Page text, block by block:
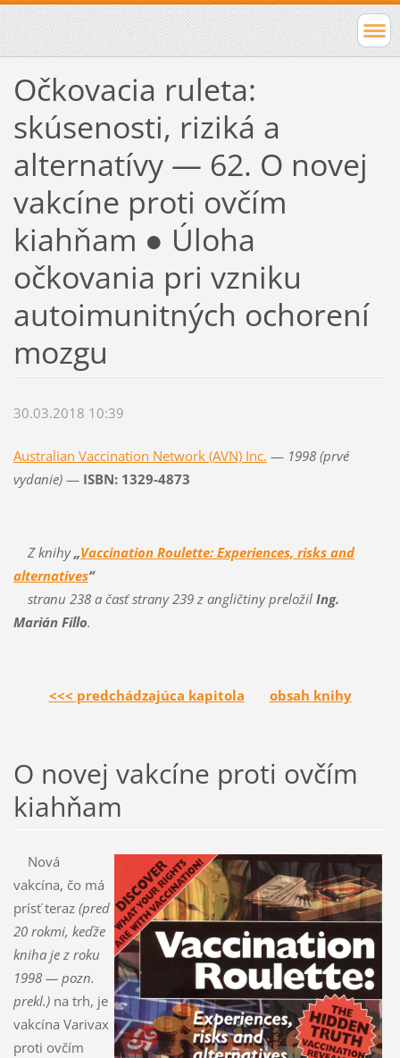
Očkovacia ruleta:
skúsenosti, riziká a
alternatívy — 62. O novej
vakcíne proti ovčím
kiahňam ● Úloha
očkovania pri vzniku
autoimunitných ochorení
mozgu
30.03.2018 10:39
Australian Vaccination Network (AVN) Inc. — 1998 (prvé
vydanie)— ISBN: 1329-4873
Z knihy„Vaccination Roulette: Experiences, risks and
alternatives“
stranu 238 a časť strany 239 z angličtiny preložil Ing.
Marián Fillo.
<<< predchádzajúca kapitola obsah knihy
O novej vakcíne proti ovčím
kiahňam
Nová
vakcína, čo má
prísť teraz (pred
20 rokmi, keďže
kniha je z roku
1998 — pozn.
prekl.)na trh, je
vakcína Varivax
proti ovčím